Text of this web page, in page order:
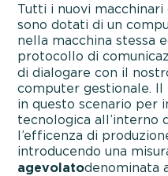
Tutti i nuovi
sono dotati di un
nella macchina stessa
protocollo di
di dialogare con il
computer gestionale.
in questo scenario per
tecnologica all’interno
l’efficenza di
introducendo una
agevolatodenominata